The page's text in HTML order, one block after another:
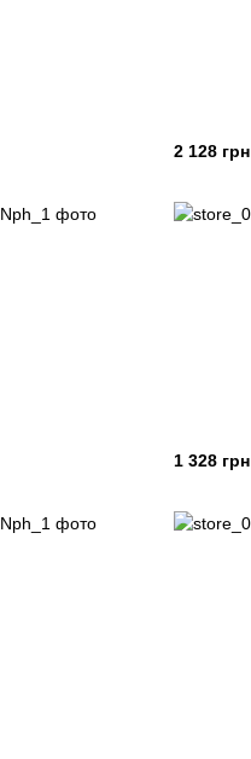
2 128 грн
1 328 грн